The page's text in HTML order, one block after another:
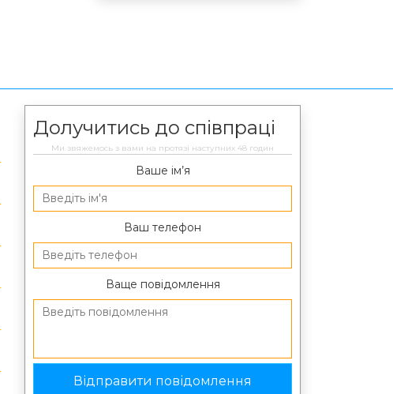
Долучитись до співпраці
Ми звяжемось з вами на протязі наступних 48 годин
Ваше ім’я
Ваш телефон
Ваще повідомлення